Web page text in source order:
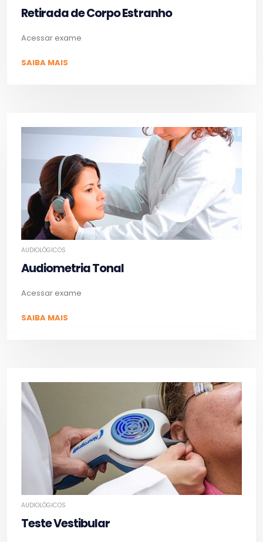
Retirada de Corpo Estranho
Acessar exame
SAIBA MAIS
AUDIOLÓGICOS
Audiometria Tonal
Acessar exame
SAIBA MAIS
AUDIOLÓGICOS
Teste Vestibular